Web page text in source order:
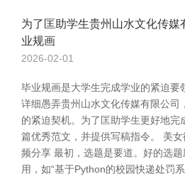
为了匡助学生贵州山水文化传媒
业规画
2026-02-01
毕业规画是大学生完成学业的紧迫要
详细愚弄贵州山水文化传媒有限公司
的紧迫契机。为了匡助学生更好地完
篇优秀范文，并提供写稿指令。 美
频分享 最初，选题是要道。好的选
用，如“基于Python的校园快递处罚